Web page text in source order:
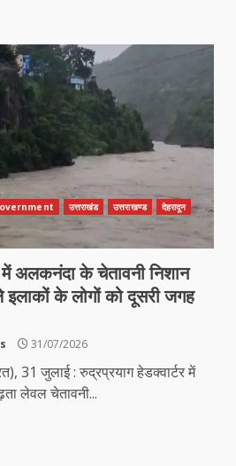
उत्तराखंड उत्तराखण्ड
देहरादून
अलकनंदा के चेतावनी निशान
के लोगों को दूसरी जगह
31/07/2026
31 जुलाई : रुद्रप्रयाग हेडक्वार्टर में
लेवल चेतावनी...